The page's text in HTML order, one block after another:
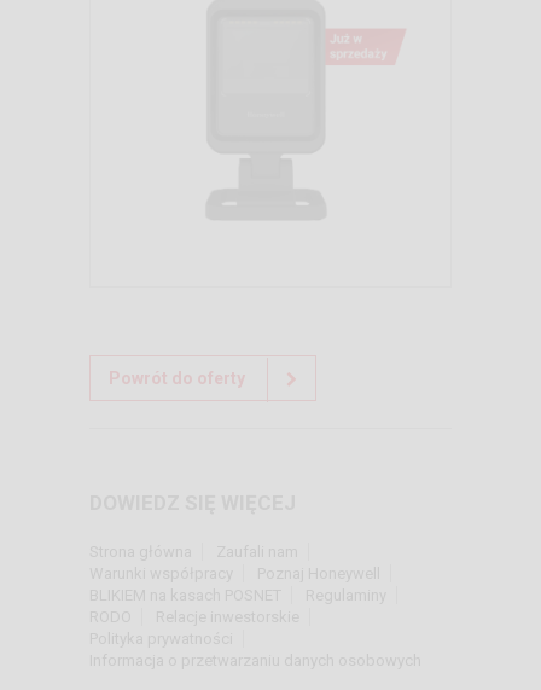
Powrót do oferty